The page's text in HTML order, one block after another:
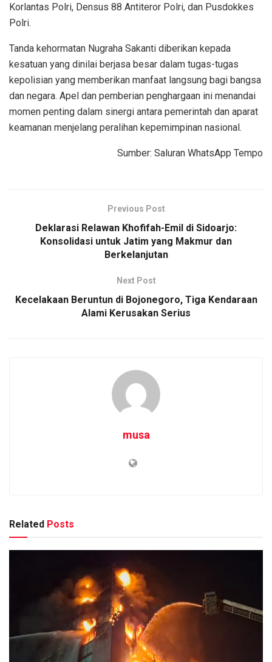
Korlantas Polri, Densus 88 Antiteror Polri, dan Pusdokkes
Polri.
Tanda kehormatan Nugraha Sakanti diberikan kepada
kesatuan yang dinilai berjasa besar dalam tugas-tugas
kepolisian yang memberikan manfaat langsung bagi bangsa
dan negara. Apel dan pemberian penghargaan ini menandai
momen penting dalam sinergi antara pemerintah dan aparat
keamanan menjelang peralihan kepemimpinan nasional.
Sumber: Saluran WhatsApp Tempo
Previous Post
Deklarasi Relawan Khofifah-Emil di Sidoarjo:
Konsolidasi untuk Jatim yang Makmur dan
Berkelanjutan
Next Post
Kecelakaan Beruntun di Bojonegoro, Tiga Kendaraan
Alami Kerusakan Serius
musa
Related Posts